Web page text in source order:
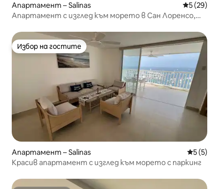
Апартамент – Salinas Средна
5 (29)
Апартамент с изглед към морето в Сан Лоренсо,
Избор на гостите
Избор на гостите
Апартамент – Salinas Средна
5 (5)
Красив апартамент с изглед към морето с паркинг